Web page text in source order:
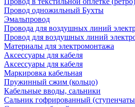
Провод одножильный Бухты
Эмальпровод
Провода для воздушных линий
Провод для воздушных линий
Материалы для электромонтажа
Аксессуары для кабеля
Аксессуары для кабеля
Маркировка кабельная
Пружинный сжим (кольцо)
Кабельные вводы, сальники
Сальник гофрированный